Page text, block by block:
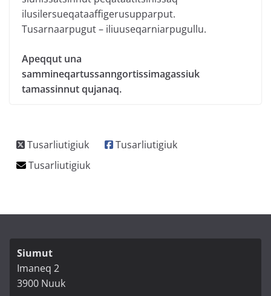
ilusilersueqataaffigerusupparput.
Tusarnaarpugut – iliuuseqarniarpugullu.
Apeqqut una
sammineqartussanngortissimagassiuk
tamassinnut qujanaq.
Siumut
Imaneq 2
3900 Nuuk